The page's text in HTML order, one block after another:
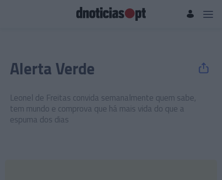
Alerta Verde
Leonel de Freitas convida semanalmente quem sabe,
tem mundo e comprova que há mais vida do que a
espuma dos dias